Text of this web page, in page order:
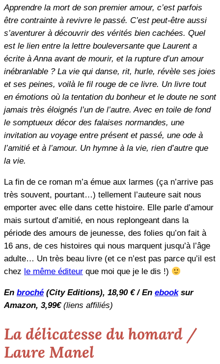
Apprendre la mort de son premier amour, c’est parfois
être contrainte à revivre le passé. C’est peut-être aussi
s’aventurer à découvrir des vérités bien cachées. Quel
est le lien entre la lettre bouleversante que Laurent a
écrite à Anna avant de mourir, et la rupture d’un amour
inébranlable ? La vie qui danse, rit, hurle, révèle ses joies
et ses peines, voilà le fil rouge de ce livre. Un livre tout
en émotions où la tentation du bonheur et le doute ne sont
jamais très éloignés l’un de l’autre. Avec en toile de fond
le somptueux décor des falaises normandes, une
invitation au voyage entre présent et passé, une ode à
l’amitié et à l’amour. Un hymne à la vie, rien d’autre que
la vie.
La fin de ce roman m’a émue aux larmes (ça n’arrive pas
très souvent, pourtant…) tellement l’auteure sait nous
emporter avec elle dans cette histoire. Elle parle d’amour
mais surtout d’amitié, en nous replongeant dans la
période des amours de jeunesse, des folies qu’on fait à
16 ans, de ces histoires qui nous marquent jusqu’à l’âge
adulte… Un très beau livre (et ce n’est pas parce qu’il est
chez le même éditeur que moi que je le dis !)
En broché (City Editions), 18,90 € / En ebooksur
Amazon, 3,99€ (liens affiliés)
La délicatesse du homard /
Laure Manel